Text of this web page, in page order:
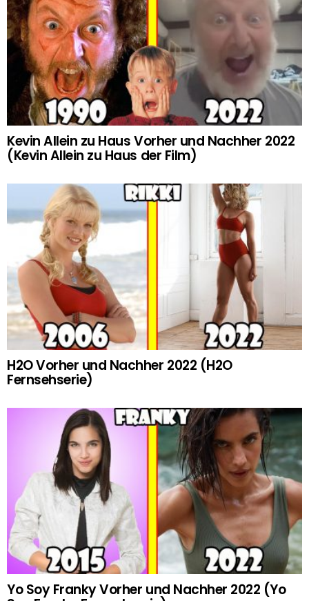
Kevin Allein zu Haus Vorher und Nachher 2022
(Kevin Allein zu Haus der Film)
H2O Vorher und Nachher 2022 (H2O
Fernsehserie)
Yo Soy Franky Vorher und Nachher 2022 (Yo